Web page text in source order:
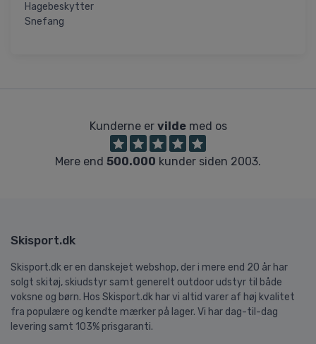
Hagebeskytter
Snefang
Kunderne er vildemed os
Mere end 500.000 kunder siden 2003.
Skisport.dk
Skisport.dk er en danskejet webshop, der i mere end 20 år har
solgt skitøj, skiudstyr samt generelt outdoor udstyr til både
voksne og børn. Hos Skisport.dk har vi altid varer af høj kvalitet
fra populære og kendte mærker på lager. Vi har dag-til-dag
levering samt 103% prisgaranti.